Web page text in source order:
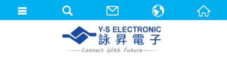
中文(繁體)
English